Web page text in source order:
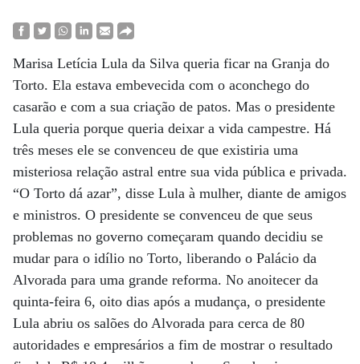
Marisa Letícia Lula da Silva queria ficar na Granja do
Torto. Ela estava embevecida com o aconchego do
casarão e com a sua criação de patos. Mas o presidente
Lula queria porque queria deixar a vida campestre. Há
três meses ele se convenceu de que existiria uma
misteriosa relação astral entre sua vida pública e privada.
“O Torto dá azar”, disse Lula à mulher, diante de amigos
e ministros. O presidente se convenceu de que seus
problemas no governo começaram quando decidiu se
mudar para o idílio no Torto, liberando o Palácio da
Alvorada para uma grande reforma. No anoitecer da
quinta-feira 6, oito dias após a mudança, o presidente
Lula abriu os salões do Alvorada para cerca de 80
autoridades e empresários a fim de mostrar o resultado